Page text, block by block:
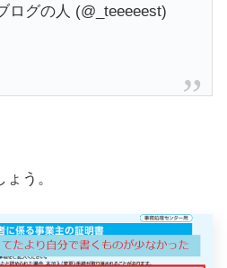
グの人 (@_teeeeest)
う。